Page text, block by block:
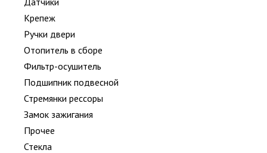
Крепеж
Ручки двери
Отопитель в сборе
Фильтр-осушитель
Подшипник подвесной
Стремянки рессоры
Замок зажигания
Прочее
Стекла